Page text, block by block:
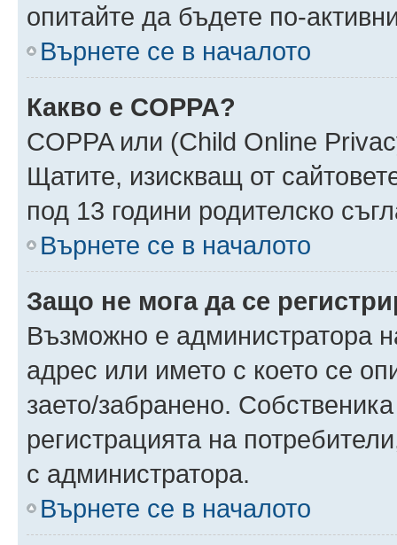
опитайте да бъдете по-
Върнете се в началото
Какво е COPPA?
COPPA или (Child Online
Щатите, изискващ от
под 13 години родителско
Върнете се в началото
Защо не мога да се
Възможно е администратора
адрес или името с което се
заето/забранено.
регистрацията на
с администратора.
Върнете се в началото